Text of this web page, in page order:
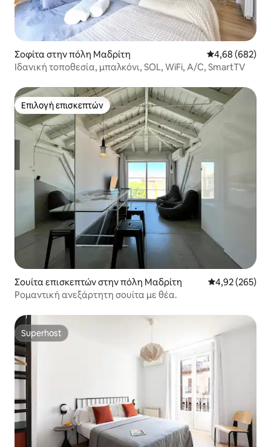
Σοφίτα στην πόλη Μαδρίτη Μέση
4,68 (682)
Ιδανική τοποθεσία, μπαλκόνι, SOL, WiFi, A/C, SmartTV
Επιλογή επισκεπτών
Επιλογή επισκεπτών
Σουίτα επισκεπτών στην πόλη Μαδρίτη Μέση
4,92 (265)
Ρομαντική ανεξάρτητη σουίτα με θέα.
Superhost
Superhost